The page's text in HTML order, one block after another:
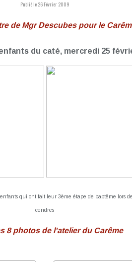
Publié le 26 Février 2009
de Mgr Descubes pour le
du caté, mercredi 25
qui ont fait leur 3ème étape de baptême lors
cendres
8 photos de l'atelier du Carême